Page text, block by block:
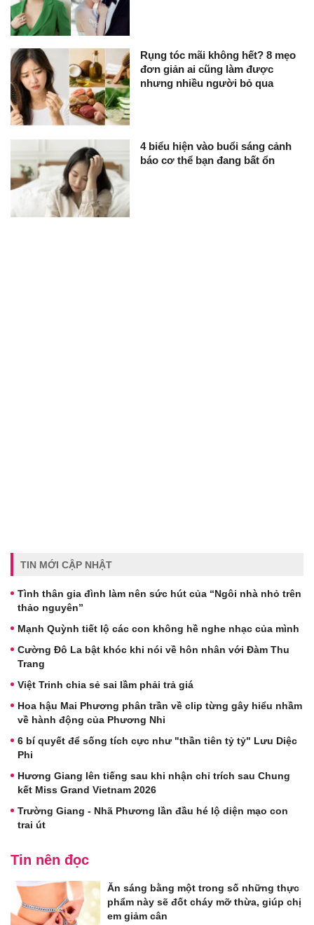
Rụng tóc mãi không hết? 8 mẹo
đơn giản ai cũng làm được
nhưng nhiều người bỏ qua
4 biểu hiện vào buổi sáng cảnh
báo cơ thể bạn đang bất ổn
TIN MỚI CẬP NHẬT
Tình thân gia đình làm nên sức hút của “Ngôi nhà nhỏ trên
thảo nguyên”
Mạnh Quỳnh tiết lộ các con không hề nghe nhạc của mình
Cường Đô La bật khóc khi nói về hôn nhân với Đàm Thu
Trang
Việt Trinh chia sẻ sai lầm phải trả giá
Hoa hậu Mai Phương phân trần về clip từng gây hiểu nhầm
về hành động của Phương Nhi
6 bí quyết để sống tích cực như "thần tiên tỷ tỷ" Lưu Diệc
Phi
Hương Giang lên tiếng sau khi nhận chỉ trích sau Chung
kết Miss Grand Vietnam 2026
Trường Giang - Nhã Phương lần đầu hé lộ diện mạo con
trai út
Tin nên đọc
Ăn sáng bằng một trong số những thực
phẩm này sẽ đốt cháy mỡ thừa, giúp chị
em giảm cân